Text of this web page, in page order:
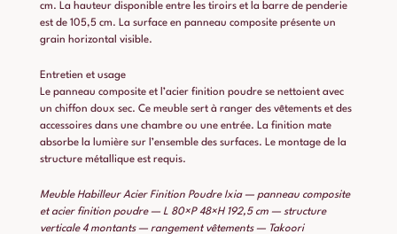
cm. La hauteur disponible entre les tiroirs et la barre de penderie
est de 105,5 cm. La surface en panneau composite présente un
grain horizontal visible.
Entretien et usage
Le panneau composite et l’acier finition poudre se nettoient avec
un chiffon doux sec. Ce meuble sert à ranger des vêtements et des
accessoires dans une chambre ou une entrée. La finition mate
absorbe la lumière sur l’ensemble des surfaces. Le montage de la
structure métallique est requis.
Meuble Habilleur Acier Finition Poudre Ixia — panneau composite
et acier finition poudre — L 80×P 48×H 192,5 cm — structure
verticale 4 montants — rangement vêtements — Takoori